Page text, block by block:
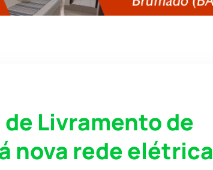
Livramento de
nova rede elétrica